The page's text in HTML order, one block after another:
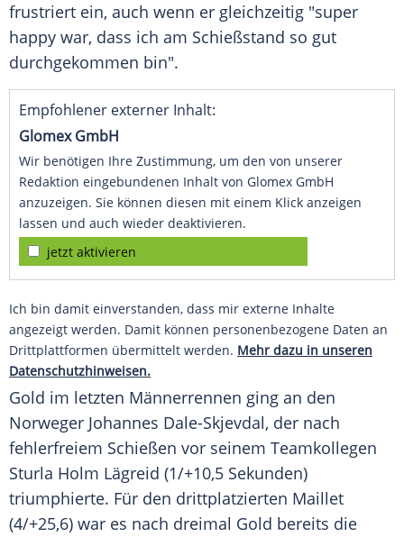
frustriert ein, auch wenn er gleichzeitig "super
happy war, dass ich am Schießstand so gut
durchgekommen bin".
Empfohlener externer Inhalt:
Glomex GmbH
Wir benötigen Ihre Zustimmung, um den von unserer
Redaktion eingebundenen Inhalt von Glomex GmbH
anzuzeigen. Sie können diesen mit einem Klick anzeigen
lassen und auch wieder deaktivieren.
jetzt aktivieren
Ich bin damit einverstanden, dass mir externe Inhalte
angezeigt werden. Damit können personenbezogene Daten an
Drittplattformen übermittelt werden. Mehr dazu in unseren
Datenschutzhinweisen.
Gold im letzten Männerrennen ging an den
Norweger Johannes Dale-Skjevdal, der nach
fehlerfreiem Schießen vor seinem Teamkollegen
Sturla Holm Lägreid (1/+10,5 Sekunden)
triumphierte. Für den drittplatzierten Maillet
(4/+25,6) war es nach dreimal Gold bereits die